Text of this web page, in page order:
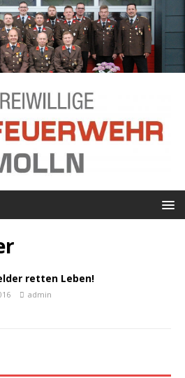
retten Leben!
admin